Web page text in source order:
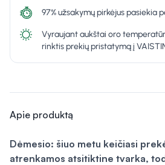
97% užsakymų pirkėjus pasiekia
Vyraujant aukštai oro
rinktis prekių pristatymą į
Apie produktą
Dėmesio: šiuo metu keičiasi
atrenkamos atsitiktine tvarka,